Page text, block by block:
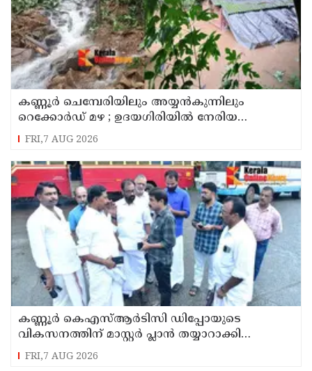
കണ്ണൂർ ചെമ്പേരിയിലും അയ്യൻകുന്നിലും
റെക്കോർഡ് മഴ ; ഉദയഗിരിയിൽ നേരിയ
ഉരുൾപൊട്ടൽ; 13 പേരെ ക്യാമ്പിലേക്ക് മാറ്റി
FRI,7 AUG 2026
കണ്ണൂർ കെഎസ്ആർടിസി ഡിപ്പോയുടെ
വികസനത്തിന് മാസ്റ്റർ പ്ലാൻ തയ്യാറാക്കി
സമർപ്പിക്കും : ടി ഒ മോഹനൻ എം എൽ എ
FRI,7 AUG 2026